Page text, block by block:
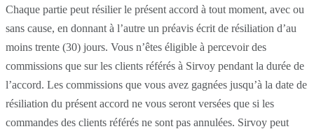
Chaque partie peut résilier le présent accord à tout moment, avec ou
sans cause, en donnant à l’autre un préavis écrit de résiliation d’au
moins trente (30) jours. Vous n’êtes éligible à percevoir des
commissions que sur les clients référés à Sirvoy pendant la durée de
l’accord. Les commissions que vous avez gagnées jusqu’à la date de
résiliation du présent accord ne vous seront versées que si les
commandes des clients référés ne sont pas annulées. Sirvoy peut